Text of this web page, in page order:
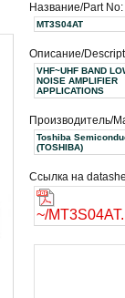
Название/Part No:
MT3S04AT
Описание/
VHF~UHF BAND
NOISE AMPLIFIER
APPLICATIONS
Производитель/
Toshiba
(TOSHIBA)
Ссылка на
~/